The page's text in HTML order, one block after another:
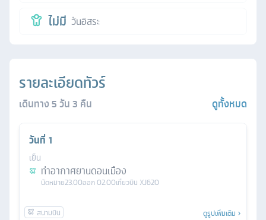
ไม่มี วันอิสระ
รายละเอียดทัวร์
เดินทาง5วัน3 คืน ดูทั้งหมด
วันที่ 1
เย็น
ท่าอากาศยานดอนเมือง
นัดหมาย23.00ออก02.00เที่ยวบิน XJ620
ดูรูปเพิ่มเติม